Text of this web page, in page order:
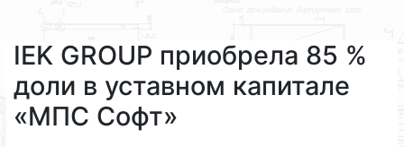
IEK GROUP приобрела 85 %
доли в уставном капитале
«МПС Софт»